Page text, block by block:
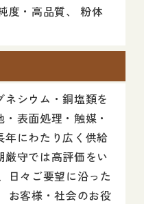
度・高品質、 粉体
シウム・銅塩類を
表面処理・触媒・
年にわたり広く供給
厳守では高評価をい
日々ご要望に沿った
お客様・社会のお役